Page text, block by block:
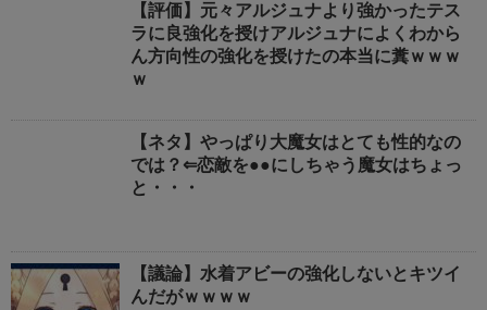
【評価】元々アルジュナより強かったテス
ラに良強化を授けアルジュナによくわから
ん方向性の強化を授けたの本当に糞ｗｗｗ
ｗ
【ネタ】やっぱり大魔女はとても性的なの
では？⇐恋敵を●●にしちゃう魔女はちょっ
と・・・
【議論】水着アビーの強化しないとキツイ
んだがｗｗｗｗ